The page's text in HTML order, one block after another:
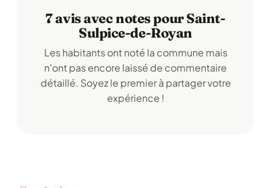
7 avis avec notes pour Saint-
Sulpice-de-Royan
Les habitants ont noté la commune mais
n'ont pas encore laissé de commentaire
détaillé. Soyez le premier à partager votre
expérience !